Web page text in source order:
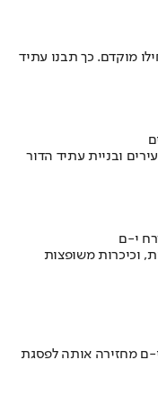
מוקדם. כך תבנו עתיד
ובניית עתיד הדור
י-ם
וכיכרות משופצות
ם מחזירה אותה לפסגת